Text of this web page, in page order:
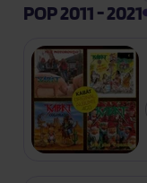
POP 2011 - 2021